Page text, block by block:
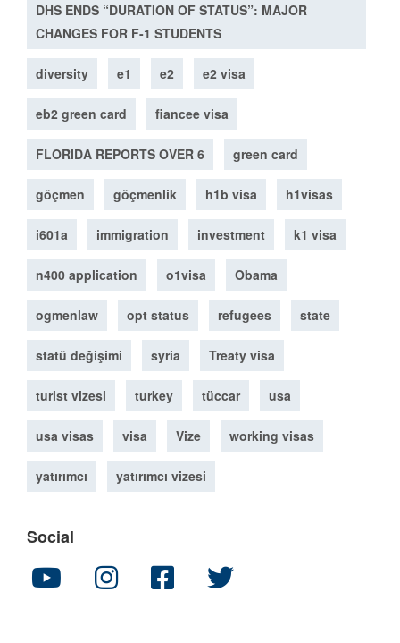
DHS ENDS “DURATION OF STATUS”: MAJOR
CHANGES FOR F-1 STUDENTS
diversity e1 e2 e2 visa
eb2 green card fiancee visa
FLORIDA REPORTS OVER 6 green card
göçmen göçmenlik h1b visa h1visas
i601a immigration investment k1 visa
n400 application o1visa Obama
ogmenlaw opt status refugees state
statü değişimi syria Treaty visa
turist vizesi turkey tüccar usa
usa visas visa Vize working visas
yatırımcı yatırımcı vizesi
Social